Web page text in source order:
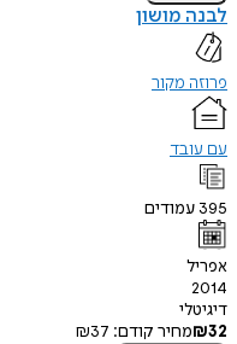
לבנה מושון
פרוזה מקור
עם עובד
395 עמודים
אפריל
2014
דיגיטלי
₪32 מחיר קודם: ₪37